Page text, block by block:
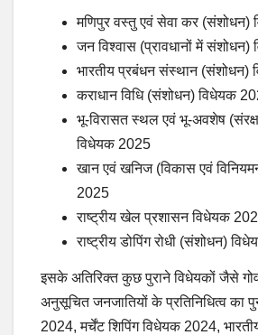
मणिपुर वस्तु एवं सेवा कर (संशोधन)
जन विश्वास (प्रावधानों में
भारतीय प्रबंधन संस्थान (संशोधन)
कराधान विधि (संशोधन) विधेयक
भू-विरासत स्थल एवं भू-अवशेष
विधेयक 2025
खान एवं खनिज (विकास एवं
2025
राष्ट्रीय खेल प्रशासन विधेयक
राष्ट्रीय डोपिंग रोधी (संशोधन)
इसके अतिरिक्त कुछ पुराने विधेयकों जैसे
अनुसूचित जनजातियों के प्रतिनिधित्व का
2024, मर्चेंट शिपिंग विधेयक 2024,